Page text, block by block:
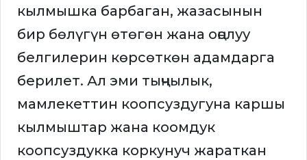
кылмышка барбаган, жазасынын
бир бөлүгүн өтөгөн жана оңолуу
белгилерин көрсөткөн адамдарга
берилет. Ал эми тыңчылык,
мамлекеттин коопсуздугуна каршы
кылмыштар жана коомдук
коопсуздукка коркунуч жараткан